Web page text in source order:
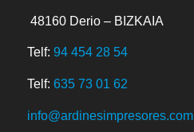
48160 Derio – BIZKAIA
Telf: 94 454 28 54
Telf: 635 73 01 62
info@ardinesimpresores.com